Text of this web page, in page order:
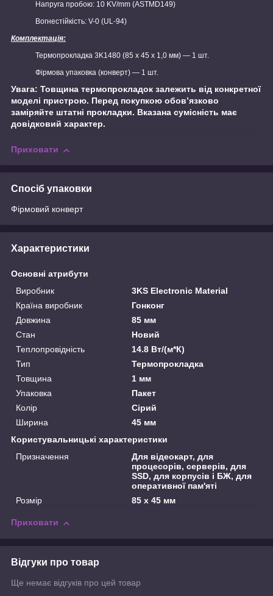
Напруга пробою: 10 KV/mm (ASTMD149)
Вогнестійкість: V-0 (UL-94)
Комплектація:
Термопрокладка 3K1480 (85 х 45 х 1,0 мм) — 1 шт.
Фірмова упаковка (конверт) — 1 шт.
Увага: Товщина термопрокладок залежить від конкретної
моделі пристрою. Перед покупкою обов’язково
заміряйте штатні прокладки. Вказана сумісність має
довідковий характер.
Приховати
Спосіб упаковки
Фірмовий конверт
Характеристики
Основні атрибути
Виробник
3KS Electronic Material
Країна виробник
Гонконг
Довжина
85 мм
Стан
Новий
Теплопровідність
14.8 Вт/(м*К)
Тип
Термопрокладка
Товщина
1 мм
Упаковка
Пакет
Колір
Сірий
Ширина
45 мм
Користувальницькі характеристики
Призначення
Для відеокарт, для
процесорів, серверів, для
SSD, для корпусів і БЖ, для
оперативної пам'яті
Розмір
85 х 45 мм
Приховати
Відгуки про товар
Ще немає відгуків про цей товар